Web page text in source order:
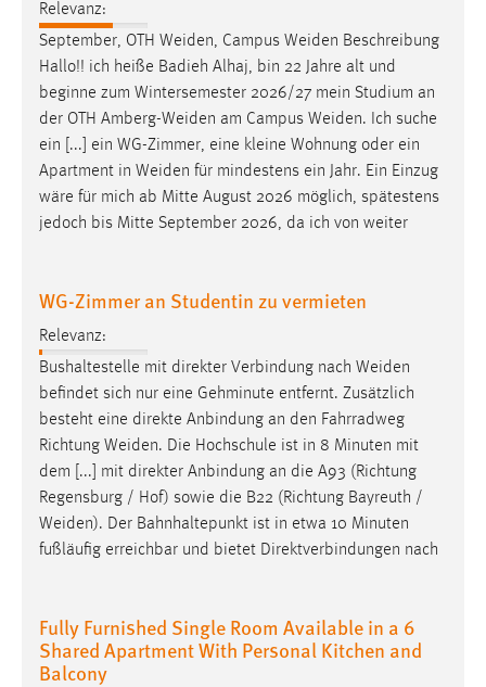
Relevanz:
September, OTH Weiden, Campus Weiden Beschreibung
Hallo!! ich heiße Badieh Alhaj, bin 22 Jahre alt und
beginne zum Wintersemester 2026/27 mein Studium an
der OTH Amberg-Weiden am Campus Weiden. Ich suche
ein [...] ein WG-Zimmer, eine kleine Wohnung oder ein
Apartment in Weiden für mindestens ein Jahr. Ein Einzug
wäre für mich ab Mitte August 2026 möglich, spätestens
jedoch bis Mitte September 2026, da ich von weiter
WG-Zimmer an Studentin zu vermieten
Relevanz:
Bushaltestelle mit direkter Verbindung nach Weiden
befindet sich nur eine Gehminute entfernt. Zusätzlich
besteht eine direkte Anbindung an den Fahrradweg
Richtung Weiden. Die Hochschule ist in 8 Minuten mit
dem [...] mit direkter Anbindung an die A93 (Richtung
Regensburg / Hof) sowie die B22 (Richtung Bayreuth /
Weiden). Der Bahnhaltepunkt ist in etwa 10 Minuten
fußläufig erreichbar und bietet Direktverbindungen nach
Fully Furnished Single Room Available in a 6
Shared Apartment With Personal Kitchen and
Balcony